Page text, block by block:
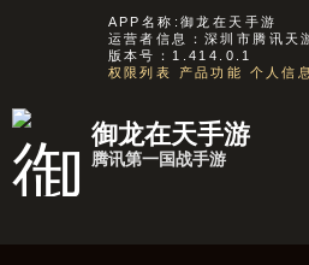
APP名称:御龙在天手游
运营者信息：深圳市腾讯天
版本号：1.414.0.1
权限列表
产品功能 个人信
御龙在天手游
腾讯第一国战手游